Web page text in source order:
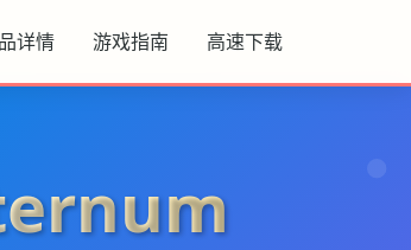
详情 游戏指南 高速下载